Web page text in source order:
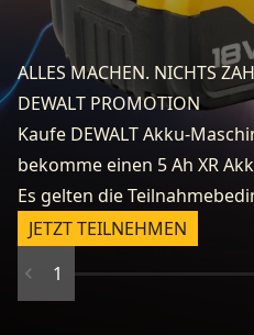
ALLES MACHEN. NICHTS
DEWALT PROMOTION
Kaufe DEWALT Akku-
bekomme einen 5 Ah XR
Es gelten die
JETZT TEILNEHMEN
1